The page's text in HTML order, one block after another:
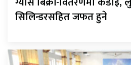
सिलिन्डरसहित जफत हुने